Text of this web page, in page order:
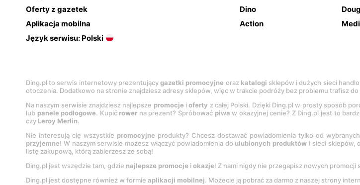
Oferty z gazetek
Aplikacja mobilna
Język serwisu: Polski
Dino
Action
Ding.pl to serwis internetowy prezentującygazetki promocyjne oraz katalogi sklepów i dużych sieci
otoczenia. Dodatkowo na stronie znajdziesz adresy sklepów, więc w trakcie podróży bez problemu trafisz
Na naszym serwisie znajdziesz najlepsze promocje ioferty z całej Polski. Dzięki Ding.pl w prosty sposób
lub panele podłogowe. Kupić rower na prezent? Spróbować piwa w okazyjnej cenie? Z Ding.pl jest to
czy Leroy Merlin.
Nie interesują cię wszystkie promocyjne produkty? Chcesz dostawać powiadomienia tylko od
przyjemne! W naszym serwisie możesz włączyć powiadomienia do ulubionych produktów i sieci sklepów,
listę zakupową, którą zabierzesz ze sobą!
Ding.pl jest wszędzie tam, gdzie najlepsze promocje i okazje! Z nami nigdy nie przegapisz nowych promocji
Ding.pl jest dostępne również w formie aplikacji mobilnej. Możecie ją pobrać za darmo z naszej strony